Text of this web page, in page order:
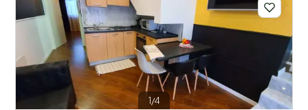
Ligging
Kinderen
Type vakantiehuisje
1/4